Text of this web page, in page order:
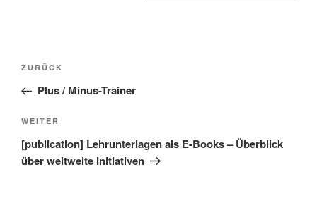
Beitragsnavigation
Vorheriger
Beitrag
ZURÜCK
Plus / Minus-Trainer
Nächster
Beitrag
WEITER
[publication] Lehrunterlagen als E-Books – Überblick
über weltweite Initiativen